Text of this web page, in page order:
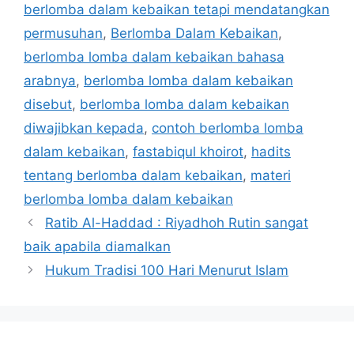
berlomba dalam kebaikan tetapi mendatangkan
permusuhan, Berlomba Dalam Kebaikan,
berlomba lomba dalam kebaikan bahasa
arabnya, berlomba lomba dalam kebaikan
disebut, berlomba lomba dalam kebaikan
diwajibkan kepada, contoh berlomba lomba
dalam kebaikan, fastabiqul khoirot, hadits
tentang berlomba dalam kebaikan, materi
berlomba lomba dalam kebaikan
Ratib Al-Haddad : Riyadhoh Rutin sangat
baik apabila diamalkan
Hukum Tradisi 100 Hari Menurut Islam